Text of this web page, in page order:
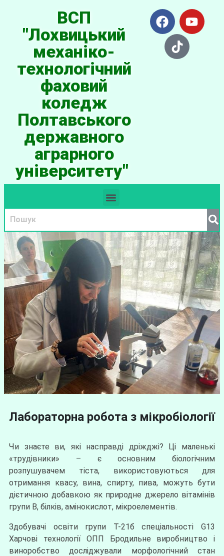
ВСП
"Лохвицький
механіко-
технологічний
фаховий
коледж
Полтавського
державного
аграрного
університету"
Лабораторна робота з мікробіології
Чи знаєте ви, які насправді дріжджі? Ці маленькі
«трудівники» – є основним біологічним
розпушувачем тіста, використовуються для
отримання квасу, вина, спирту, пива, можуть бути
дієтичною добавкою як природне джерело вітамінів
групи В, білків, амінокислот, мікроелементів.
Здобувачі освіти групи Т-21б спеціальності G13
Харчові технології ОПП Бродильне виробництво і
виноробство досліджували морфологічний стан